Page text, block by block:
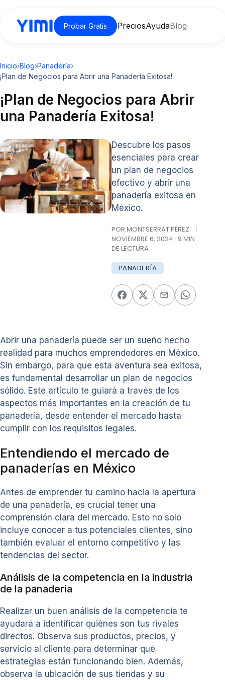
Probar Gratis PreciosAyudaBlog
Inicio›Blog›Panadería›
¡Plan de Negocios para Abrir una Panadería Exitosa!
¡Plan de Negocios para Abrir
una Panadería Exitosa!
Descubre los pasos
esenciales para crear
un plan de negocios
efectivo y abrir una
panadería exitosa en
México.
POR MONTSERRAT PÉREZ
|
NOVIEMBRE 6, 2024 · 9 MIN
DE LECTURA
PANADERÍA
Abrir una panadería puede ser un sueño hecho
realidad para muchos emprendedores en México.
Sin embargo, para que esta aventura sea exitosa,
es fundamental desarrollar un plan de negocios
sólido. Este artículo te guiará a través de los
aspectos más importantes en la creación de tu
panadería, desde entender el mercado hasta
cumplir con los requisitos legales.
Entendiendo el mercado de
panaderías en México
Antes de emprender tu camino hacia la apertura
de una panadería, es crucial tener una
comprensión clara del mercado. Esto no solo
incluye conocer a tus potenciales clientes, sino
también evaluar el entorno competitivo y las
tendencias del sector.
Análisis de la competencia en la industria
de la panadería
Realizar un buen análisis de la competencia te
ayudará a identificar quiénes son tus rivales
directos. Observa sus productos, precios, y
servicio al cliente para determinar qué
estrategias están funcionando bien. Además,
observa la ubicación de sus tiendas y su